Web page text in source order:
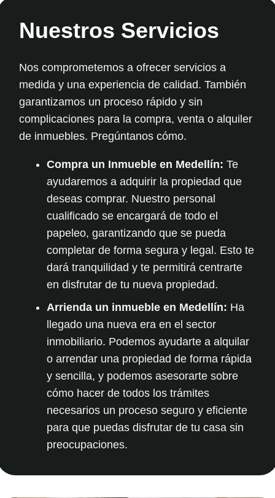
Nuestros Servicios
Nos comprometemos a ofrecer servicios a
medida y una experiencia de calidad. También
garantizamos un proceso rápido y sin
complicaciones para la compra, venta o alquiler
de inmuebles. Pregúntanos cómo.
Compra un Inmueble en Medellín: Te
ayudaremos a adquirir la propiedad que
deseas comprar. Nuestro personal
cualificado se encargará de todo el
papeleo, garantizando que se pueda
completar de forma segura y legal. Esto te
dará tranquilidad y te permitirá centrarte
en disfrutar de tu nueva propiedad.
Arrienda un inmueble en Medellín: Ha
llegado una nueva era en el sector
inmobiliario. Podemos ayudarte a alquilar
o arrendar una propiedad de forma rápida
y sencilla, y podemos asesorarte sobre
cómo hacer de todos los trámites
necesarios un proceso seguro y eficiente
para que puedas disfrutar de tu casa sin
preocupaciones.